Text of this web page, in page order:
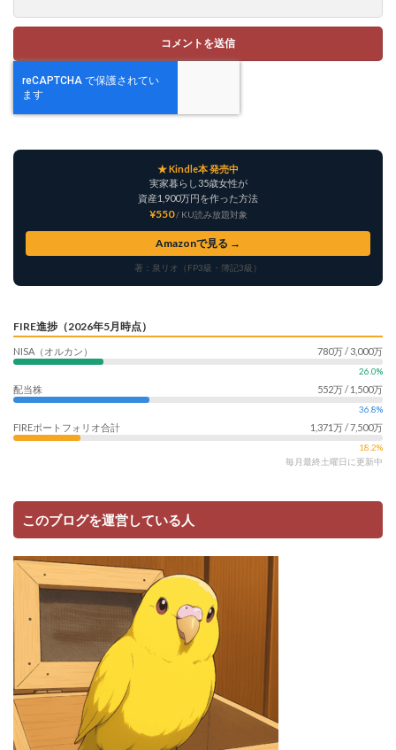
★ Kindle本 発売中
実家暮らし35歳女性が
資産1,900万円を作った方法
¥550 / KU読み放題対象
Amazonで見る →
著：泉リオ（FP3級・簿記3級）
FIRE進捗（2026年5月時点）
NISA（オルカン） 780万 / 3,000万
26.0%
配当株 552万 / 1,500万
36.8%
FIREポートフォリオ合計 1,371万 / 7,500万
18.2%
毎月最終土曜日に更新中
このブログを運営している人